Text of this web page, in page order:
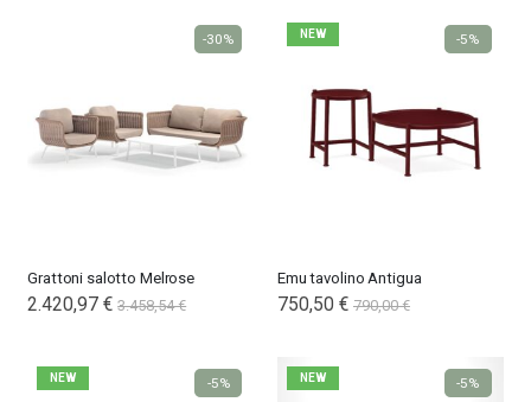
Grattoni salotto Melrose
Special
Price
2.420,97 € 3.458,54 €
-30% NEW
Emu tavolino Antigua
750,50 € 790,00 €
-5%
NEW -5% NEW -5%